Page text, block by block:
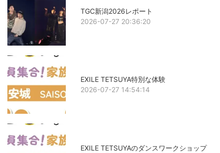
TGC新潟2026レポート
2026-07-27 20:36:20
EXILE TETSUYA特別な体験
2026-07-27 14:54:14
EXILE TETSUYAのダンスワークショップ